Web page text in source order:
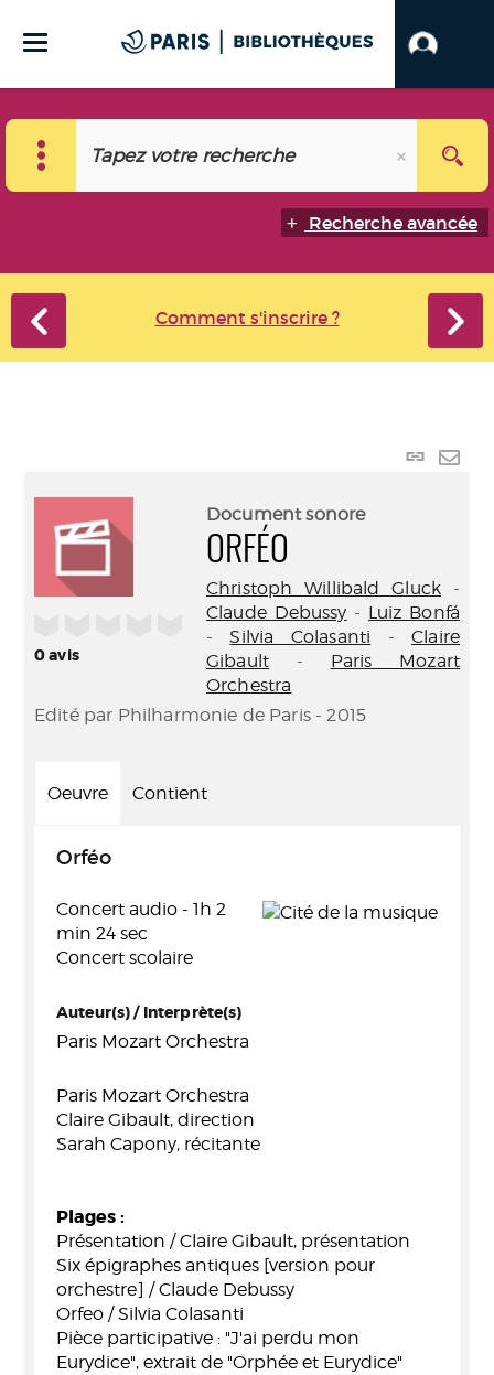
Recherche avancée
Comment s'inscrire ?
Lien
0avis
Document sonore
ORFÉO
Christoph Willibald Gluck -
Claude Debussy - Luiz Bonfá
-Silvia Colasanti -Claire
Gibault - Paris Mozart
Orchestra
Edité par Philharmonie de Paris - 2015
Oeuvre Contient
Orféo
Concert audio - 1h 2
min 24 sec
Concert scolaire
Auteur(s) / Interprète(s)
Paris Mozart Orchestra
Paris Mozart Orchestra
Claire Gibault, direction
Sarah Capony, récitante
Plages :
Présentation / Claire Gibault, présentation
Six épigraphes antiques [version pour
orchestre] / Claude Debussy
Orfeo / Silvia Colasanti
Pièce participative : "J'ai perdu mon
Eurydice", extrait de "Orphée et Eurydice"